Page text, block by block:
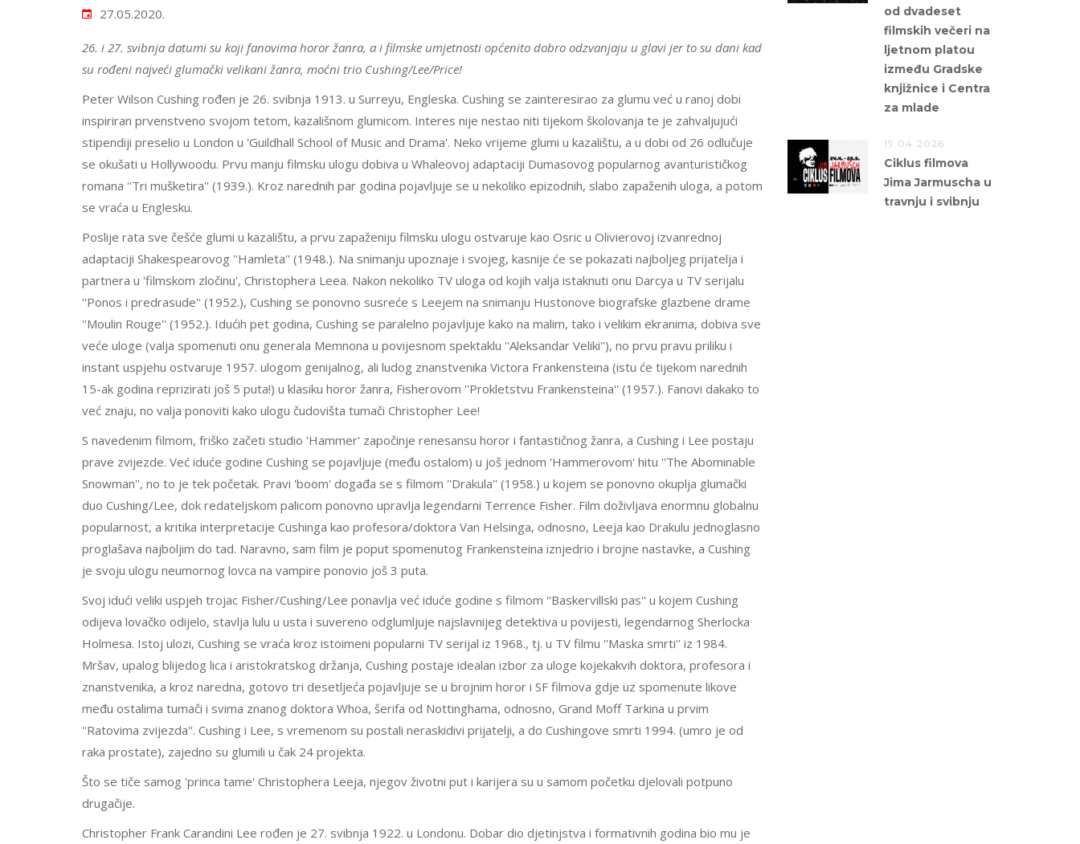
27.05.2020.
26. i 27. svibnja datumi su koji fanovima horor žanra, a i filmske umjetnosti općenito dobro odzvanjaju u glavi jer to su dani kad
su rođeni najveći glumački velikani žanra, moćni trio Cushing/Lee/Price!
Peter Wilson Cushing rođen je 26. svibnja 1913. u Surreyu, Engleska. Cushing se zainteresirao za glumu već u ranoj dobi
inspiriran prvenstveno svojom tetom, kazališnom glumicom. Interes nije nestao niti tijekom školovanja te je zahvaljujući
stipendiji preselio u London u 'Guildhall School of Music and Drama'. Neko vrijeme glumi u kazalištu, a u dobi od 26 odlučuje
se okušati u Hollywoodu. Prvu manju filmsku ulogu dobiva u Whaleovoj adaptaciji Dumasovog popularnog avanturističkog
romana ''Tri mušketira'' (1939.). Kroz narednih par godina pojavljuje se u nekoliko epizodnih, slabo zapaženih uloga, a potom
se vraća u Englesku.
Poslije rata sve češće glumi u kazalištu, a prvu zapaženiju filmsku ulogu ostvaruje kao Osric u Olivierovoj izvanrednoj
adaptaciji Shakespearovog ''Hamleta'' (1948.). Na snimanju upoznaje i svojeg, kasnije će se pokazati najboljeg prijatelja i
partnera u 'filmskom zločinu', Christophera Leea. Nakon nekoliko TV uloga od kojih valja istaknuti onu Darcya u TV serijalu
''Ponos i predrasude'' (1952.), Cushing se ponovno susreće s Leejem na snimanju Hustonove biografske glazbene drame
''Moulin Rouge'' (1952.). Idućih pet godina, Cushing se paralelno pojavljuje kako na malim, tako i velikim ekranima, dobiva sve
veće uloge (valja spomenuti onu generala Memnona u povijesnom spektaklu ''Aleksandar Veliki''), no prvu pravu priliku i
instant uspjehu ostvaruje 1957. ulogom genijalnog, ali ludog znanstvenika Victora Frankensteina (istu će tijekom narednih
15-ak godina reprizirati još 5 puta!) u klasiku horor žanra, Fisherovom ''Prokletstvu Frankensteina'' (1957.). Fanovi dakako to
već znaju, no valja ponoviti kako ulogu čudovišta tumači Christopher Lee!
S navedenim filmom, friško začeti studio 'Hammer' započinje renesansu horor i fantastičnog žanra, a Cushing i Lee postaju
prave zvijezde. Već iduće godine Cushing se pojavljuje (među ostalom) u još jednom 'Hammerovom' hitu ''The Abominable
Snowman'', no to je tek početak. Pravi 'boom' događa se s filmom ''Drakula'' (1958.) u kojem se ponovno okuplja glumački
duo Cushing/Lee, dok redateljskom palicom ponovno upravlja legendarni Terrence Fisher. Film doživljava enormnu globalnu
popularnost, a kritika interpretacije Cushinga kao profesora/doktora Van Helsinga, odnosno, Leeja kao Drakulu jednoglasno
proglašava najboljim do tad. Naravno, sam film je poput spomenutog Frankensteina iznjedrio i brojne nastavke, a Cushing
je svoju ulogu neumornog lovca na vampire ponovio još 3 puta.
Svoj idući veliki uspjeh trojac Fisher/Cushing/Lee ponavlja već iduće godine s filmom ''Baskervillski pas'' u kojem Cushing
odijeva lovačko odijelo, stavlja lulu u usta i suvereno odglumljuje najslavnijeg detektiva u povijesti, legendarnog Sherlocka
Holmesa. Istoj ulozi, Cushing se vraća kroz istoimeni popularni TV serijal iz 1968., tj. u TV filmu ''Maska smrti'' iz 1984.
Mršav, upalog blijedog lica i aristokratskog držanja, Cushing postaje idealan izbor za uloge kojekakvih doktora, profesora i
znanstvenika, a kroz naredna, gotovo tri desetljeća pojavljuje se u brojnim horor i SF filmova gdje uz spomenute likove
među ostalima tumači i svima znanog doktora Whoa, šerifa od Nottinghama, odnosno, Grand Moff Tarkina u prvim
''Ratovima zvijezda''. Cushing i Lee, s vremenom su postali neraskidivi prijatelji, a do Cushingove smrti 1994. (umro je od
raka prostate), zajedno su glumili u čak 24 projekta.
Što se tiče samog 'princa tame' Christophera Leeja, njegov životni put i karijera su u samom početku djelovali potpuno
drugačije.
Christopher Frank Carandini Lee rođen je 27. svibnja 1922. u Londonu. Dobar dio djetinjstva i formativnih godina bio mu je
od dvadeset
filmskih večeri na
ljetnom platou
između Gradske
knjižnice i Centra
za mlade
19.04.2026.
Ciklus filmova
Jima Jarmuscha u
travnju i svibnju